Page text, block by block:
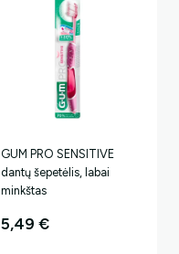
GUM PRO SENSITIVE
dantų šepetėlis, labai
minkštas
5,49€